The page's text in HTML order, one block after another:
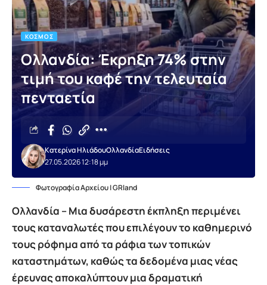
ΚΌΣΜΟΣ
Ολλανδία: Έκρηξη 74% στην
τιμή του καφέ την τελευταία
πενταετία
27.05.2026 12:18 μμ
Κατερίνα ΗλιάδουΟλλανδίαΕιδήσεις
Φωτογραφία Αρχείου | GRland
Ολλανδία – Μια δυσάρεστη έκπληξη περιμένει
τους καταναλωτές που επιλέγουν το καθημερινό
τους ρόφημα από τα ράφια των τοπικών
καταστημάτων, καθώς τα δεδομένα μιας νέας
έρευνας αποκαλύπτουν μια δραματική